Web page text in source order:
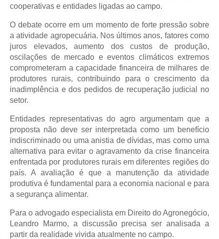
cooperativas e entidades ligadas ao campo.
O debate ocorre em um momento de forte pressão sobre
a atividade agropecuária. Nos últimos anos, fatores como
juros elevados, aumento dos custos de produção,
oscilações de mercado e eventos climáticos extremos
comprometeram a capacidade financeira de milhares de
produtores rurais, contribuindo para o crescimento da
inadimplência e dos pedidos de recuperação judicial no
setor.
Entidades representativas do agro argumentam que a
proposta não deve ser interpretada como um benefício
indiscriminado ou uma anistia de dívidas, mas como uma
alternativa para evitar o agravamento da crise financeira
enfrentada por produtores rurais em diferentes regiões do
país. A avaliação é que a manutenção da atividade
produtiva é fundamental para a economia nacional e para
a segurança alimentar.
Para o advogado especialista em Direito do Agronegócio,
Leandro Marmo, a discussão precisa ser analisada a
partir da realidade vivida atualmente no campo.